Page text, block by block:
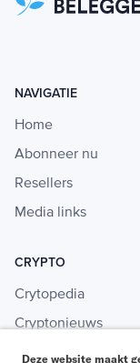
NAVIGATIE
Home
Abonneer nu
Resellers
Media links
CRYPTO
Crytopedia
Cryptonieuws
Crypto koopgids
Deze website maakt